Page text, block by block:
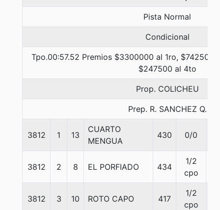
Pista Normal
Condicional
Tpo.00:57.52 Premios $3300000 al 1ro, $742500
$247500 al 4to
Prop. COLICHEU
Prep. R. SANCHEZ Q.
3812 1 13
CUARTO
MENGUA
430 0/0
3812 2 8 EL PORFIADO 434
1/2
cpo
3812 3 10 ROTO CAPO 417
1/2
cpo